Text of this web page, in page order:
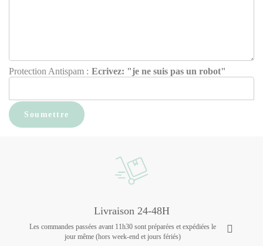
Protection Antispam : Ecrivez: "je ne suis pas un robot"
Livraison 24-48H
Les commandes passées avant 11h30 sont préparées et expédiées le
jour même (hors week-end et jours fériés)